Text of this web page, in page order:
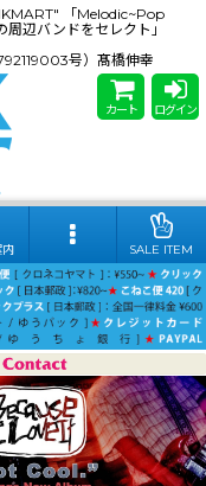
「Melodic~Pop
辺バンドをセレクト」
号）髙橋伸幸
カート ログイン
内 SALE ITEM